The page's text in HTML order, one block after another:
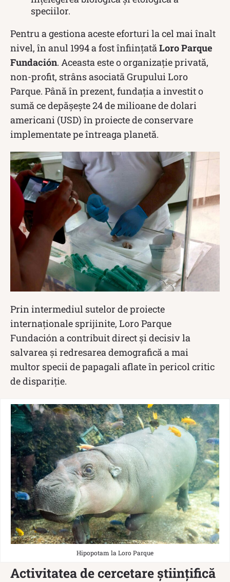
speciilor.
Pentru a gestiona aceste eforturi la cel mai înalt
nivel, în anul 1994 a fost înființatăLoro Parque
Fundación. Aceasta este o organizație privată,
non-profit, strâns asociată Grupului Loro
Parque. Până în prezent, fundația a investit o
sumă ce depășește 24 de milioane de dolari
americani (USD) în proiecte de conservare
implementate pe întreaga planetă.
Prin intermediul sutelor de proiecte
internaționale sprijinite, Loro Parque
Fundación a contribuit direct și decisiv la
salvarea și redresarea demografică a mai
multor specii de papagali aflate în pericol critic
de dispariție.
Hipopotam la Loro Parque
Activitatea de cercetare științifică